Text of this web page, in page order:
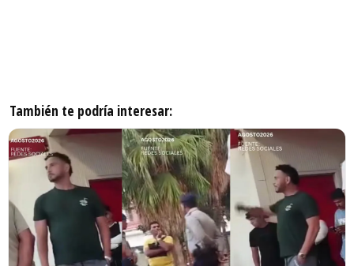
También te podría interesar: